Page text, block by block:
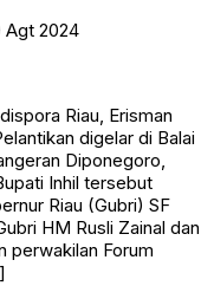
Agt 2024
Riau, Erisman
digelar di Balai
Diponegoro,
Inhil tersebut
Riau (Gubri) SF
HM Rusli Zainal dan
perwakilan Forum